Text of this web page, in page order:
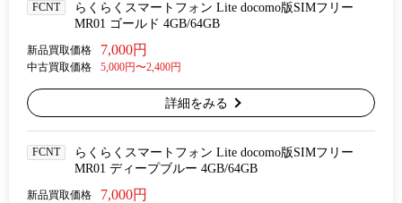
FCNT
らくらくスマートフォン Lite docomo版SIMフリー
MR01 ゴールド 4GB/64GB
新品買取価格 7,000円
中古買取価格 5,000円〜2,400円
詳細をみる
FCNT
らくらくスマートフォン Lite docomo版SIMフリー
MR01 ディープブルー 4GB/64GB
新品買取価格 7,000円